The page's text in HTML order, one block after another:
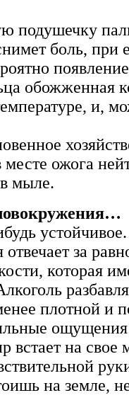
подушечку
боль, при
обожженная
и,
ожога
мыле.
отвечает за
которая
плотной и
встает на
на земле,